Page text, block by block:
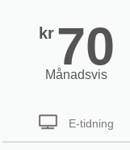
kr 70
Månadsvis
E-tidning